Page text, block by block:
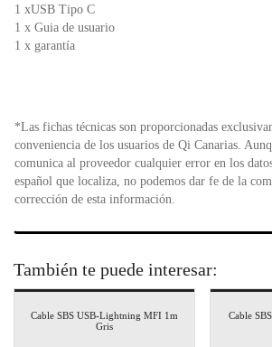
1 xUSB Tipo C
1 x Guia de usuario
1 x garantía
*Las fichas técnicas son proporcionadas
conveniencia de los usuarios de Qi Canarias.
comunica al proveedor cualquier error en los
español que localiza, no podemos dar fe de la
corrección de esta información.
También te puede interesar:
Cable SBS USB-Lightning MFI 1m
Gris
Cable